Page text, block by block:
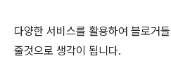
다양한 서비스를 활용하여 블로거
줄것으로 생각이 됩니다.